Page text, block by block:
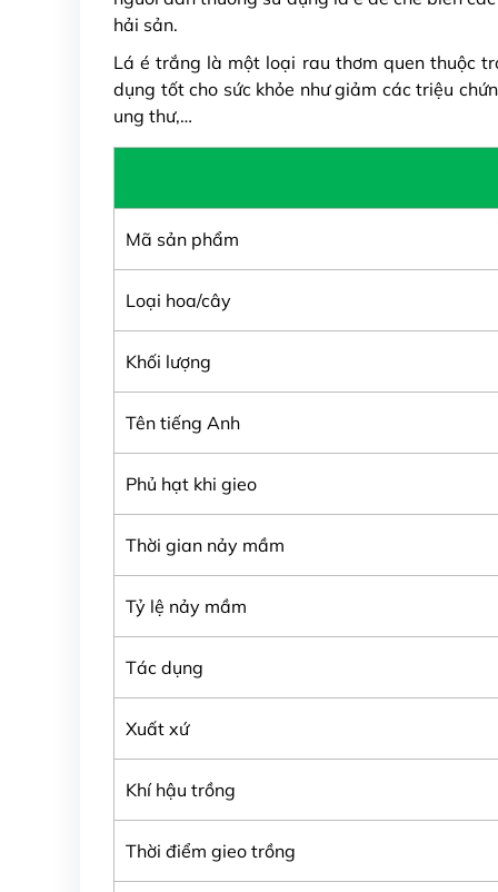
hải sản.
Lá é trắng là một loại rau thơm quen thuộc
dụng tốt cho sức khỏe như giảm các triệu
ung thư,…
Mã sản phẩm
Loại hoa/cây
Khối lượng
Tên tiếng Anh
Phủ hạt khi gieo
Thời gian nảy mầm
Tỷ lệ nảy mầm
Tác dụng
Xuất xứ
Khí hậu trồng
Thời điểm gieo trồng